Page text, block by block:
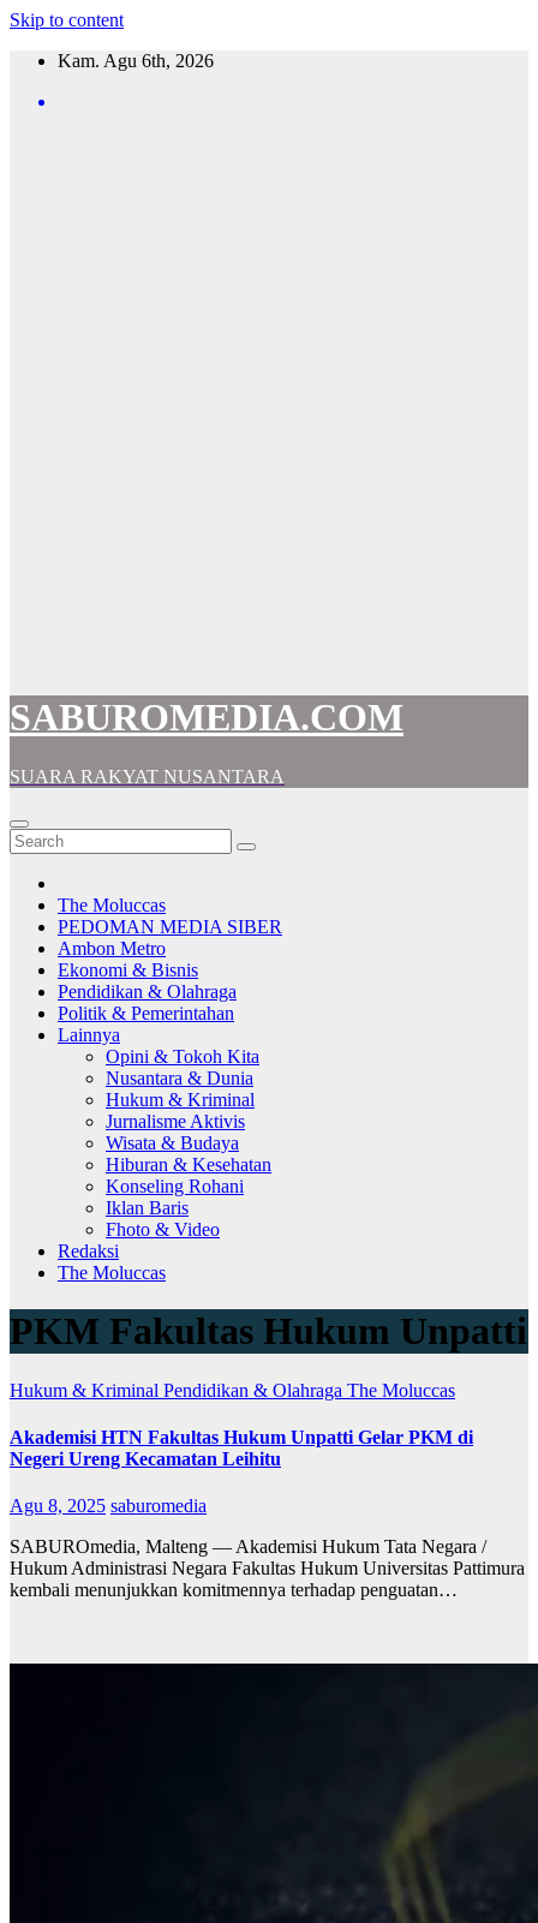
Skip to content
Kam. Agu 6th, 2026
SABUROMEDIA.COM
SUARA RAKYAT NUSANTARA
The Moluccas
PEDOMAN MEDIA SIBER
Ambon Metro
Ekonomi & Bisnis
Pendidikan & Olahraga
Politik & Pemerintahan
Lainnya
Opini & Tokoh Kita
Nusantara & Dunia
Hukum & Kriminal
Jurnalisme Aktivis
Wisata & Budaya
Hiburan & Kesehatan
Konseling Rohani
Iklan Baris
Fhoto & Video
Redaksi
The Moluccas
PKM Fakultas Hukum Unpatti
Hukum & Kriminal Pendidikan & Olahraga The Moluccas
Akademisi HTN Fakultas Hukum Unpatti Gelar PKM di
Negeri Ureng Kecamatan Leihitu
Agu 8, 2025 saburomedia
SABUROmedia, Malteng — Akademisi Hukum Tata Negara /
Hukum Administrasi Negara Fakultas Hukum Universitas Pattimura
kembali menunjukkan komitmennya terhadap penguatan…